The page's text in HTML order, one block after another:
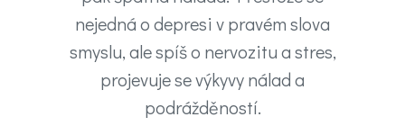
Kontakt
Registrace
nejedná o depresi v pravém slova
smyslu, ale spíš o nervozitu a stres,
projevuje se výkyvy nálad a
podrážděností.